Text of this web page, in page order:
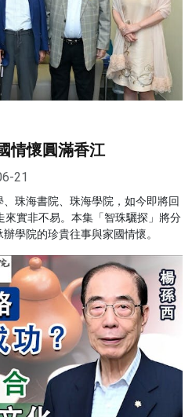
情懷圓滿香江
21
珠海書院、珠海學院，如今即將回
來實非不易。本集「智珠驪探」將分
學院的珍貴往事與家國情懷。